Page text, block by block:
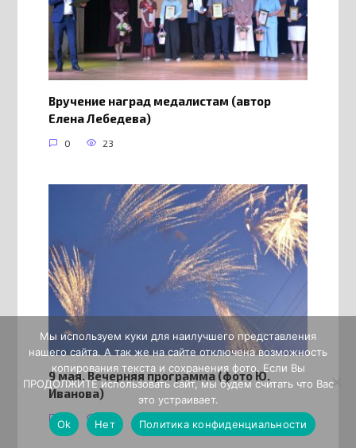
Вручение наград медалистам (автор
Елена Лебедева)
0 23
9 мая. Вечерняя программа (фото Ю.
Иванова)
Мы используем куки для наилучшего представления
нашего сайта. А так же на сайте отключена возможность
копирования текста и сохранения фото. Если Вы
ПРОДОЛЖИТЕ использовать сайт, мы будем считать что Вас
это устраивает.
Ok
Нет Политика конфиденциальности